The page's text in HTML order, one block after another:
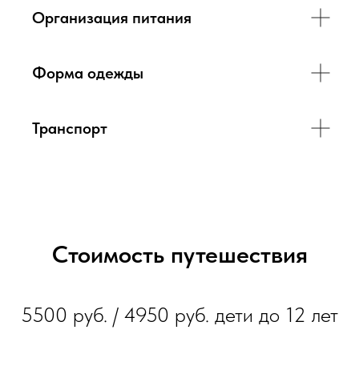
Организация питания
Форма одежды
Транспорт
Стоимость путешествия
5500 руб. / 4950 руб. дети до 12 лет